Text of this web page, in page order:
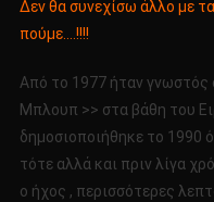
Δεν θα συνεχίσω άλλο με
πούμε….!!!!
Από το 1977 ήταν γνωστός
Μπλουπ >> στα βάθη του
δημοσιοποιήθηκε το 1990
τότε αλλά και πριν λίγα
ο ήχος , περισσότερες